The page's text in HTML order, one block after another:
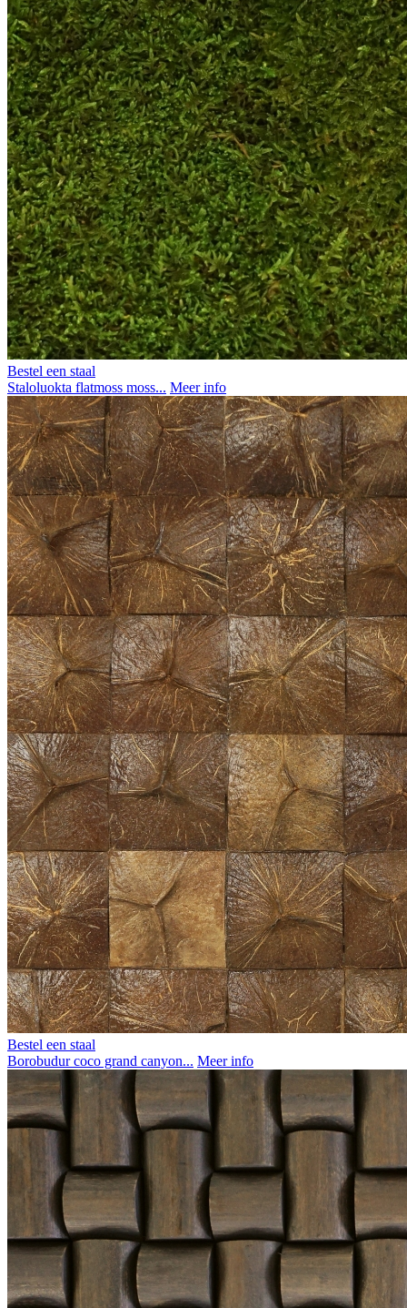
Bestel een staal
Staloluokta flatmoss moss... Meer info
Bestel een staal
Borobudur coco grand canyon... Meer info